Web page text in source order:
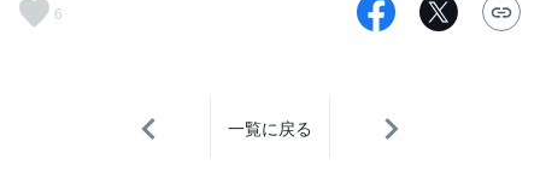
6
一覧に戻る